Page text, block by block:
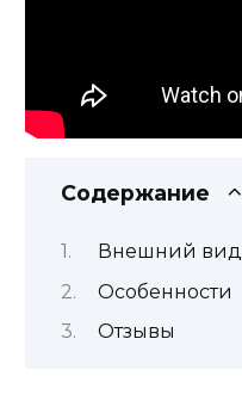
Содержание
Внешний вид
Особенности
Отзывы